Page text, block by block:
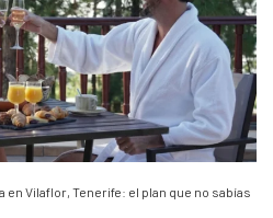
Vilaflor, Tenerife: el plan que no sabías